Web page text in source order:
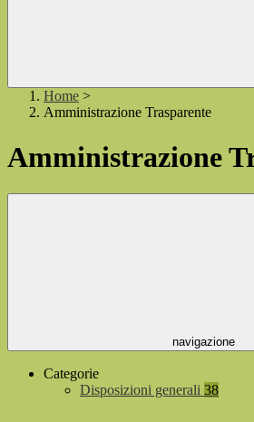
Home >
Amministrazione Trasparente
Amministrazione
navigazione
Categorie
Disposizioni generali 38